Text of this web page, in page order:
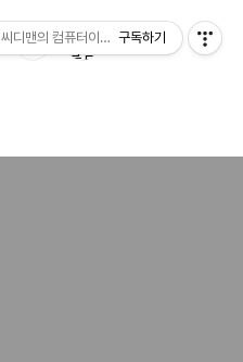
씨디맨의 컴퓨터이야기구독하기